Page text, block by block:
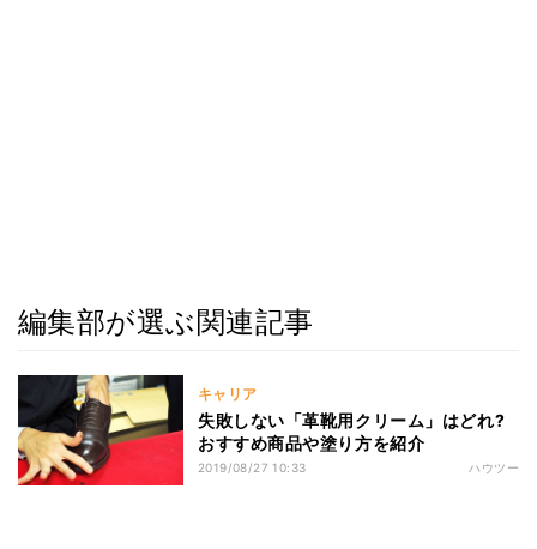
編集部が選ぶ関連記事
キャリア
失敗しない「革靴用クリーム」はどれ?
おすすめ商品や塗り方を紹介
2019/08/27 10:33 ハウツー